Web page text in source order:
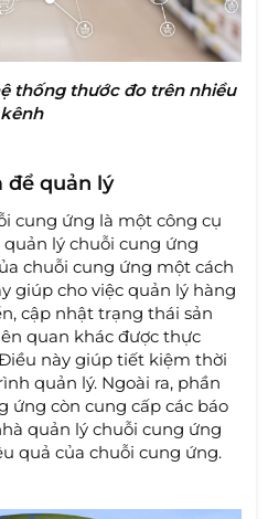
thống thước đo trên nhiều
kênh
để quản lý
cung ứng là một công cụ
lý chuỗi cung ứng
chuỗi cung ứng một cách
giúp cho việc quản lý hàng
cập nhật trạng thái sản
quan khác được thực
này giúp tiết kiệm thời
quản lý. Ngoài ra, phần
ứng còn cung cấp các báo
quản lý chuỗi cung ứng
quả của chuỗi cung ứng.